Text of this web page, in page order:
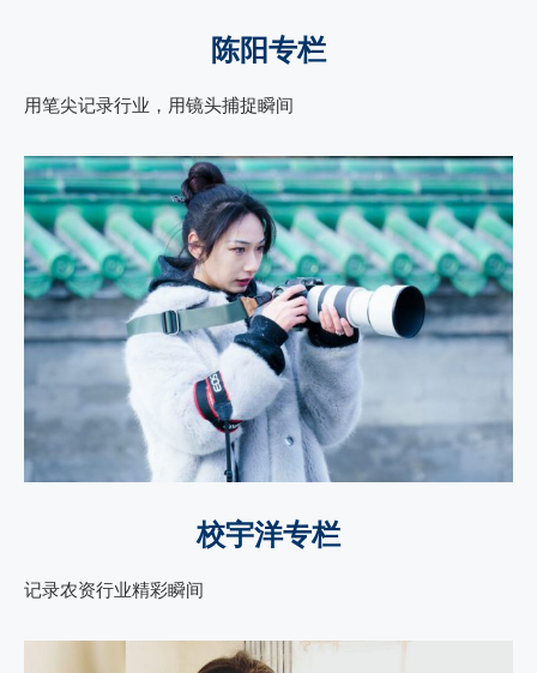
陈阳专栏
用笔尖记录行业，用镜头捕捉瞬间
校宇洋专栏
记录农资行业精彩瞬间